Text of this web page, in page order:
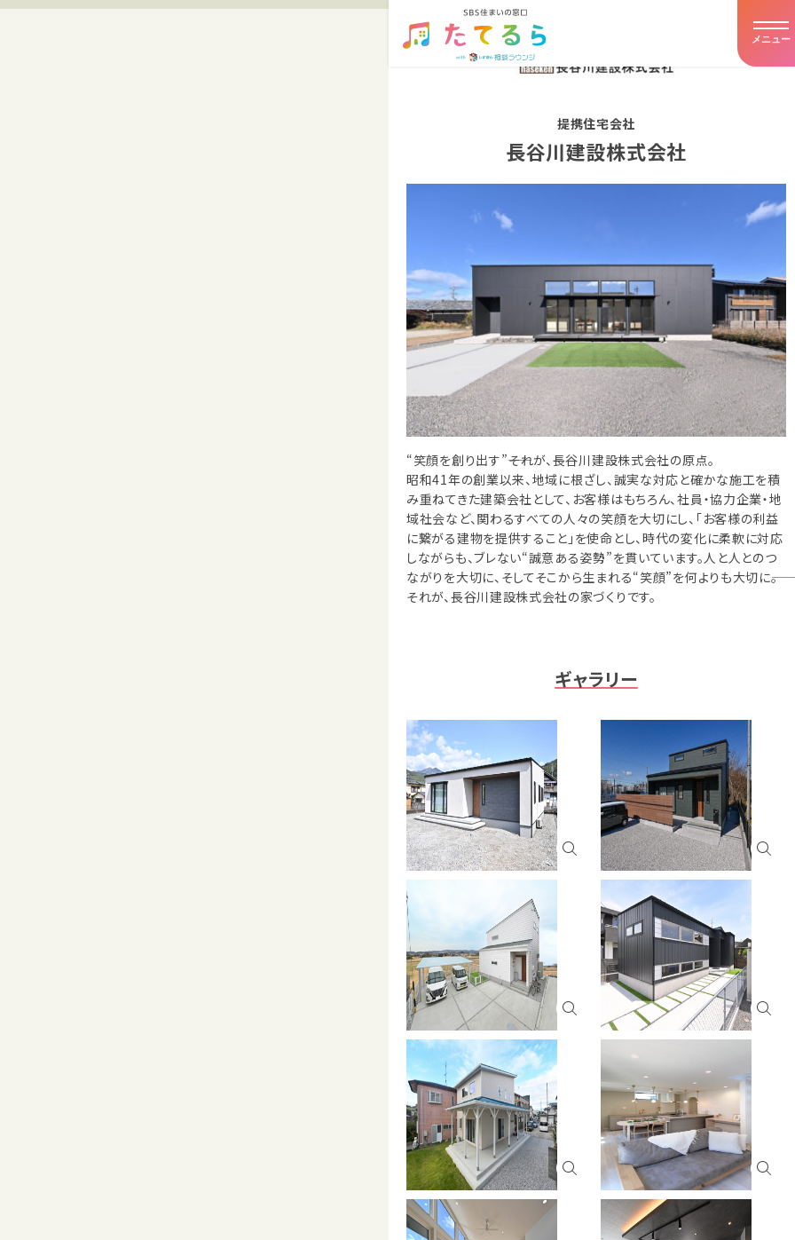
たてるらとは
提携住宅会社
イベント・キャンペーン
お客様の声
住まいの豆知識
店舗詳細・アクセス
相談予約
お知らせ
ご相談の流れ
よくある質問
ご利用案内
メニュー
提携住宅会社
長谷川建設株式会社
“笑顔を創り出す”――それが、長谷川建設株式会社の原点。
昭和41年の創業以来、地域に根ざし、誠実な対応と確かな施工を積
み重ねてきた建築会社として、お客様はもちろん、社員・協力企業・地
域社会など、関わるすべての人々の笑顔を大切にし、「お客様の利益
に繋がる建物を提供すること」を使命とし、時代の変化に柔軟に対応
しながらも、ブレない“誠意ある姿勢”を貫いています。人と人とのつ
ながりを大切に、そしてそこから生まれる“笑顔”を何よりも大切に――。
それが、長谷川建設株式会社の家づくりです。
ギャラリー